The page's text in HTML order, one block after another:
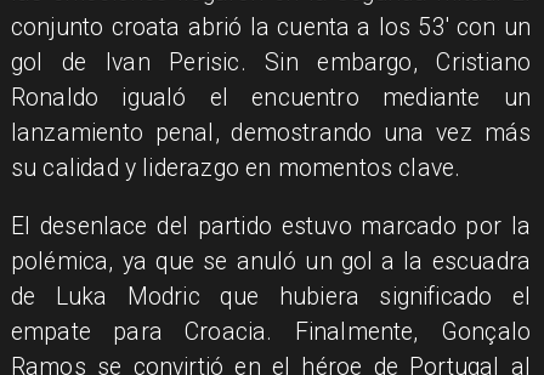
conjunto croata abrió la cuenta a los 53' con un
gol de Ivan Perisic. Sin embargo, Cristiano
Ronaldo igualó el encuentro mediante un
lanzamiento penal, demostrando una vez más
su calidad y liderazgo en momentos clave.
El desenlace del partido estuvo marcado por la
polémica, ya que se anuló un gol a la escuadra
de Luka Modric que hubiera significado el
empate para Croacia. Finalmente, Gonçalo
Ramos se convirtió en el héroe de Portugal al